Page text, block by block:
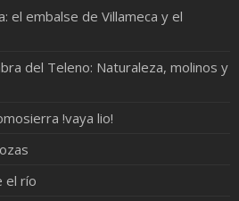
el embalse de Villameca y el
del Teleno: Naturaleza, molinos y
!vaya lio!
el río